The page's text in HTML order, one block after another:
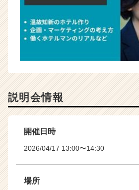
説明会情報
開催日時
2026/04/17 13:00〜14:30
場所